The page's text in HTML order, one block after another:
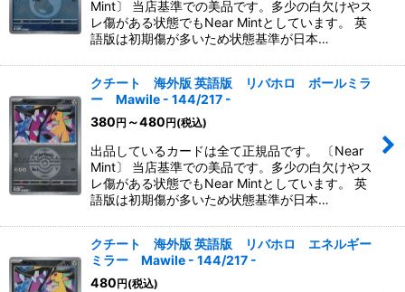
Mint〕 当店基準での美品です。多少の白欠けやス
レ傷がある状態でもNear Mintとしています。 英
語版は初期傷が多いため状態基準が日本…
クチート 海外版 英語版 リバホロ ボールミラ
ー Mawile - 144/217 -
380円 ～480円(税込)
出品しているカードは全て正規品です。 〔Near
Mint〕 当店基準での美品です。多少の白欠けやス
レ傷がある状態でもNear Mintとしています。 英
語版は初期傷が多いため状態基準が日本…
クチート 海外版 英語版 リバホロ エネルギー
ミラー Mawile - 144/217 -
480円(税込)